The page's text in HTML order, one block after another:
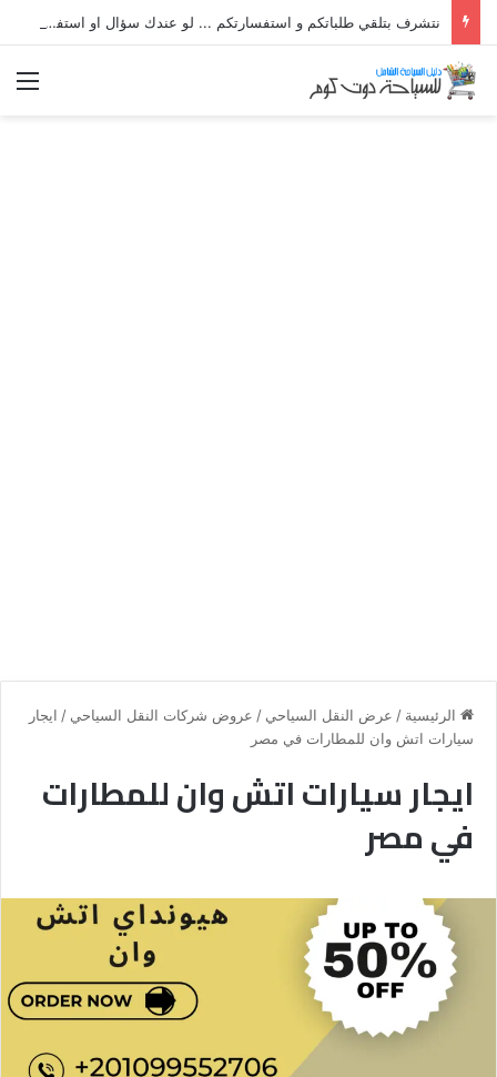
نتشرف بتلقي طلباتكم و استفسارتكم ... لو عندك سؤال او استفسار ماتدرددش فى طلب المساعدة
الرئيسية / عرض النقل السياحي / عروض شركات النقل السياحي / ايجار
سيارات اتش وان للمطارات في مصر
ايجار سيارات اتش وان للمطارات
في مصر